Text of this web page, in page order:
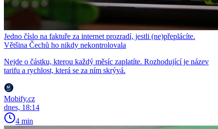
Jedno číslo na faktuře za internet prozradí, jestli (ne)přeplácíte.
Většina Čechů ho nikdy nekontrolovala
Nejde o částku, kterou každý měsíc zaplatíte. Rozhodující je název
tarifu a rychlost, která se za ním skrývá.
Mobify.cz
dnes, 18:14
4 min